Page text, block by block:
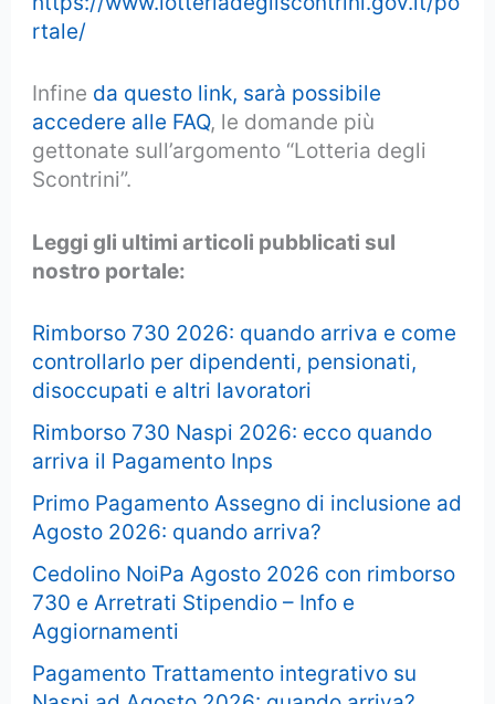
rtale/
Infine da questo link, sarà possibile
accedere alle FAQ, le domande più
gettonate sull’argomento “Lotteria degli
Scontrini”.
Leggi gli ultimi articoli pubblicati sul
nostro portale:
Rimborso 730 2026: quando arriva e come
controllarlo per dipendenti, pensionati,
disoccupati e altri lavoratori
Rimborso 730 Naspi 2026: ecco quando
arriva il Pagamento Inps
Primo Pagamento Assegno di inclusione ad
Agosto 2026: quando arriva?
Cedolino NoiPa Agosto 2026 con rimborso
730 e Arretrati Stipendio – Info e
Aggiornamenti
Pagamento Trattamento integrativo su